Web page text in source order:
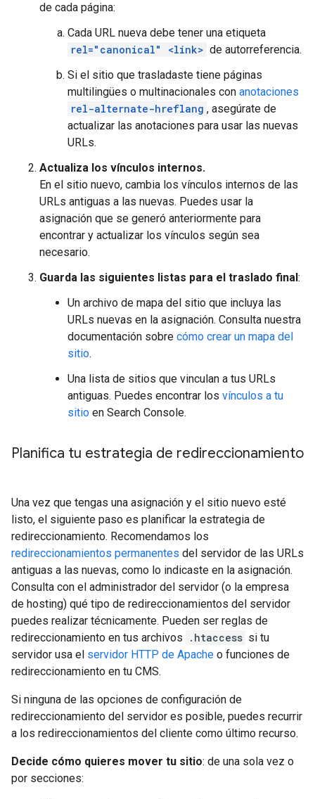
de cada página:
Cada URL nueva debe tener una etiqueta
rel="canonical" <link> de autorreferencia.
Si el sitio que trasladaste tiene páginas
multilingües o multinacionales con anotaciones
rel-alternate-hreflang , asegúrate de
actualizar las anotaciones para usar las nuevas
URLs.
Actualiza los vínculos internos.
En el sitio nuevo, cambia los vínculos internos de las
URLs antiguas a las nuevas. Puedes usar la
asignación que se generó anteriormente para
encontrar y actualizar los vínculos según sea
necesario.
Guarda las siguientes listas para el traslado final:
Un archivo de mapa del sitio que incluya las
URLs nuevas en la asignación. Consulta nuestra
documentación sobre cómo crear un mapa del
sitio.
Una lista de sitios que vinculan a tus URLs
antiguas. Puedes encontrar los vínculos a tu
sitio en Search Console.
Planifica tu estrategia de redireccionamiento
Una vez que tengas una asignación y el sitio nuevo esté
listo, el siguiente paso es planificar la estrategia de
redireccionamiento. Recomendamos los
redireccionamientos permanentes del servidor de las URLs
antiguas a las nuevas, como lo indicaste en la asignación.
Consulta con el administrador del servidor (o la empresa
de hosting) qué tipo de redireccionamientos del servidor
puedes realizar técnicamente. Pueden ser reglas de
redireccionamiento en tus archivos
.htaccess si tu
servidor usa el servidor HTTP de Apache o funciones de
redireccionamiento en tu CMS.
Si ninguna de las opciones de configuración de
redireccionamiento del servidor es posible, puedes recurrir
a los redireccionamientos del cliente como último recurso.
Decide cómo quieres mover tu sitio: de una sola vez o
por secciones: